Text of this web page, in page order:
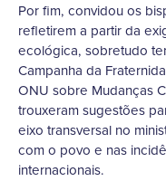
Por fim, convidou os
refletirem a partir da
ecológica, sobretudo
Campanha da
ONU sobre Mudanças
trouxeram sugestões
eixo transversal no
com o povo e nas
internacionais.